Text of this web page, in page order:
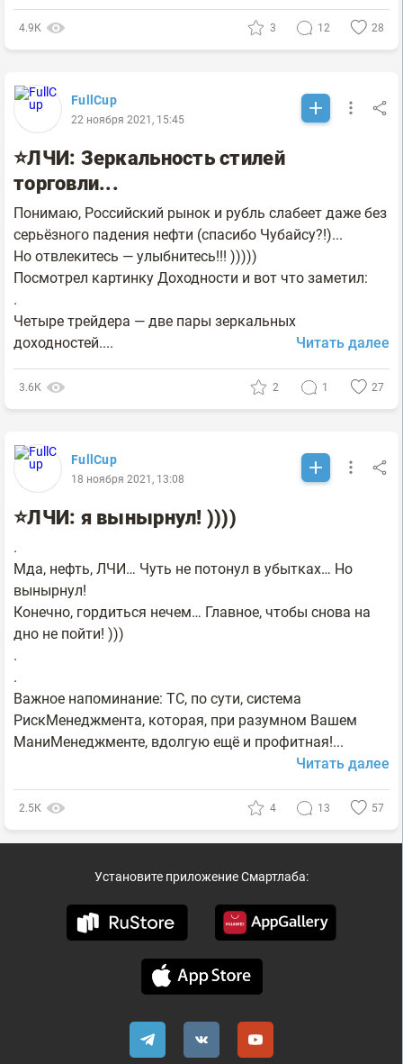
4.9К 3 12 28
FullCup
22 ноября 2021, 15:45
⭐ЛЧИ: Зеркальность стилей
торговли...
Понимаю, Российский рынок и рубль слабеет даже без
серьёзного падения нефти (спасибо Чубайсу?!)...
Но отвлекитесь — улыбнитесь!!! )))))
Посмотрел картинку Доходности и вот что заметил:
.
Четыре трейдера — две пары зеркальных
доходностей....
Читать далее
3.6К 2 1 27
FullCup
18 ноября 2021, 13:08
⭐ЛЧИ: я вынырнул! ))))
.
Мда, нефть, ЛЧИ… Чуть не потонул в убытках… Но
вынырнул!
Конечно, гордиться нечем… Главное, чтобы снова на
дно не пойти! )))
.
.
Важное напоминание: ТС, по сути, система
РискМенеджмента, которая, при разумном Вашем
МаниМенеджменте, вдолгую ещё и профитная!...
Читать далее
2.5К 4 13 57
Установите приложение Смартлаба: